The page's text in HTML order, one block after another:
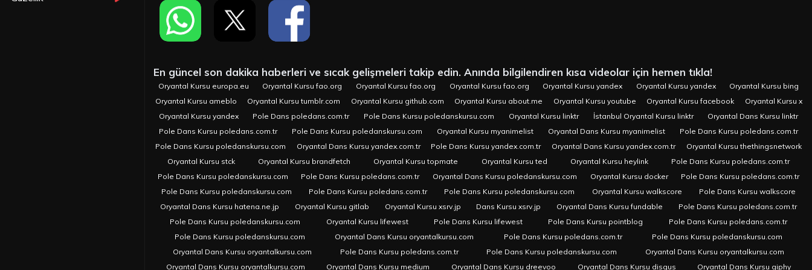
En güncel son dakika haberleri ve sıcak gelişmeleri takip edin. Anında bilgilendiren kısa videolar için hemen tıkla!
Oryantal Kursu europa.eu Oryantal Kursu fao.org Oryantal Kursu fao.org Oryantal Kursu fao.org Oryantal Kursu yandex Oryantal Kursu yandex
Oryantal Kursu bing
Oryantal Kursu ameblo
Oryantal Kursu tumblr.com Oryantal Kursu github.com Oryantal Kursu about.me Oryantal Kursu youtube Oryantal Kursu facebook
Oryantal Kursu x
Oryantal Kursu yandex
Pole Dans poledans.com.tr Pole Dans Kursu poledanskursu.com Oryantal Kursu linktr İstanbul Oryantal Kursu linktr
Oryantal Dans Kursu linktr
Pole Dans Kursu poledans.com.tr
Pole Dans Kursu poledanskursu.com Oryantal Kursu myanimelist Oryantal Dans Kursu myanimelist
Pole Dans Kursu poledans.com.tr
Pole Dans Kursu poledanskursu.com
Oryantal Dans Kursu yandex.com.tr Pole Dans Kursu yandex.com.tr Oryantal Dans Kursu yandex.com.tr
Oryantal Kursu thethingsnetwork
Oryantal Kursu stck
Oryantal Kursu brandfetch Oryantal Kursu topmate Oryantal Kursu ted Oryantal Kursu heylink
Pole Dans Kursu poledans.com.tr
Pole Dans Kursu poledanskursu.com
Pole Dans Kursu poledans.com.tr Oryantal Dans Kursu poledanskursu.com Oryantal Kursu docker
Pole Dans Kursu poledans.com.tr
Pole Dans Kursu poledanskursu.com
Pole Dans Kursu poledans.com.tr Pole Dans Kursu poledanskursu.com Oryantal Kursu walkscore
Pole Dans Kursu walkscore
Oryantal Dans Kursu hatena.ne.jp
Oryantal Kursu gitlab Oryantal Kursu xsrv.jp Dans Kursu xsrv.jp Oryantal Dans Kursu fundable
Pole Dans Kursu poledans.com.tr
Pole Dans Kursu poledanskursu.com
Oryantal Kursu lifewest Pole Dans Kursu lifewest Pole Dans Kursu pointblog
Pole Dans Kursu poledans.com.tr
Pole Dans Kursu poledanskursu.com
Oryantal Dans Kursu oryantalkursu.com Pole Dans Kursu poledans.com.tr
Pole Dans Kursu poledanskursu.com
Oryantal Dans Kursu oryantalkursu.com
Pole Dans Kursu poledans.com.tr Pole Dans Kursu poledanskursu.com
Oryantal Dans Kursu oryantalkursu.com
Oryantal Dans Kursu oryantalkursu.com
Oryantal Dans Kursu medium Oryantal Dans Kursu dreevoo Oryantal Dans Kursu disqus Oryantal Dans Kursu giphy